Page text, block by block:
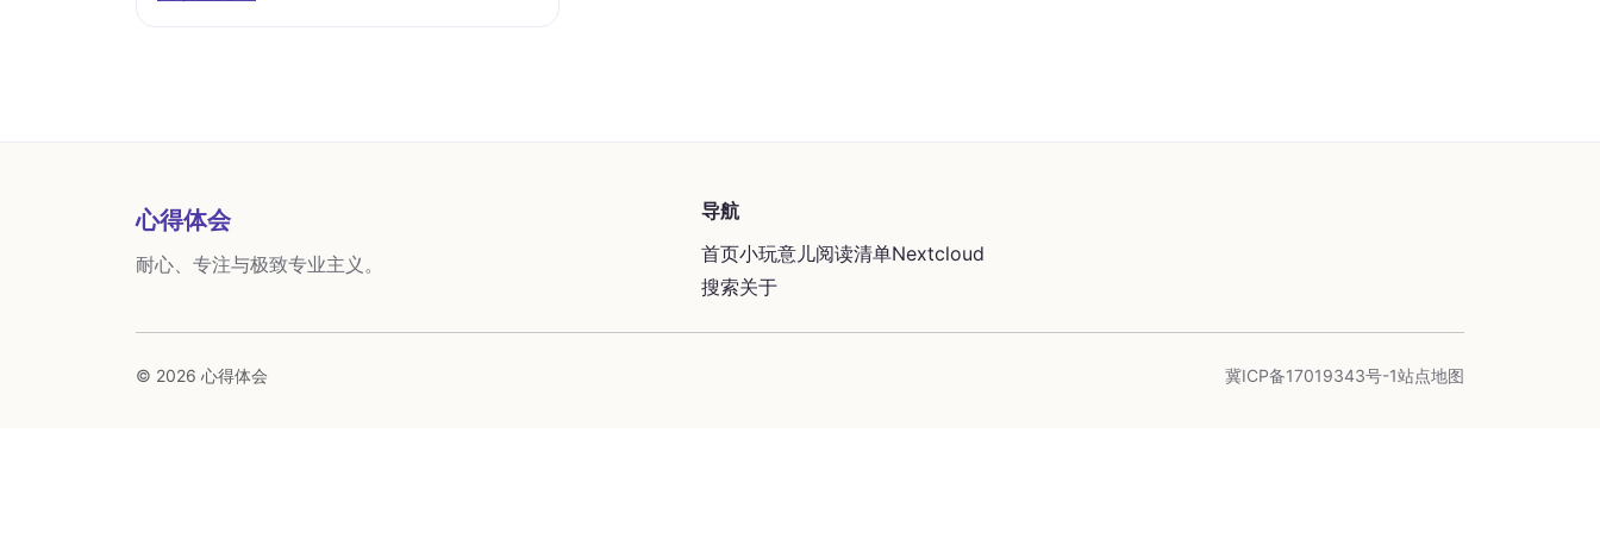
心得体会
耐心、专注与极致专业主义。
导航
首页小玩意儿阅读清单Nextcloud
搜索关于
© 2026 心得体会 冀ICP备17019343号-1站点地图